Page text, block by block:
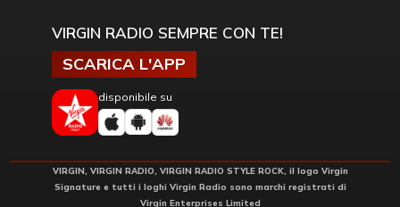
VIRGIN RADIO SEMPRE CON TE!
SCARICA L'APP
disponibile su
VIRGIN, VIRGIN RADIO, VIRGIN RADIO STYLE ROCK, il logo Virgin
Signature e tutti i loghi Virgin Radio sono marchi registrati di
Virgin Enterprises Limited